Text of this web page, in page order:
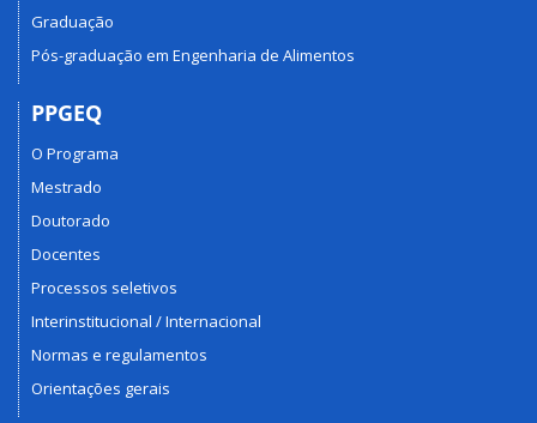
Graduação
Pós-graduação em Engenharia de Alimentos
PPGEQ
O Programa
Mestrado
Doutorado
Docentes
Processos seletivos
Interinstitucional / Internacional
Normas e regulamentos
Orientações gerais